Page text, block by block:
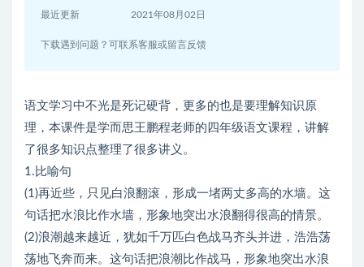
最近更新 2021年08月02日
下载遇到问题？可联系客服或留言反馈
语文学习中不光是死记硬背，更多的也是要理解知识原
理，本课件是学而思王鹏程老师的四年级语文课程，讲解
了很多知识点整理了很多讲义。
1.比喻句
(1)再近些，只见白浪翻滚，形成一堵两丈多高的水墙。这
句话把水浪比作水墙，形象地突出水浪翻得很高的情景。
(2)浪潮越来越近，犹如千万匹白色战马齐头并进，浩浩荡
荡地飞奔而来。这句话把浪潮比作战马，形象地突出水浪